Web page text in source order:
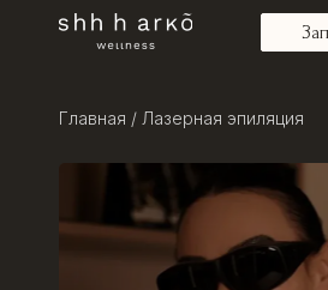
Главная / Лазерная эпиляция